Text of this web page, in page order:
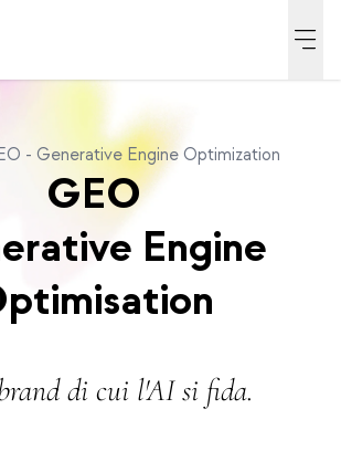
- Generative Engine Optimization
GEO
Engine
di cui l'AI si fida.